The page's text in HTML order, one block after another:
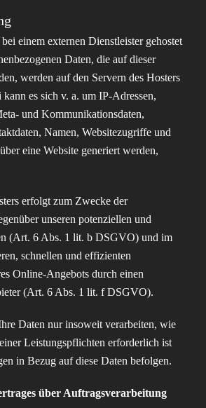
einem externen Dienstleister gehostet
Daten, die auf dieser
werden auf den Servern des Hosters
es sich v. a. um IP-Adressen,
und Kommunikationsdaten,
Namen, Websitezugriffe und
eine Website generiert werden,
erfolgt zum Zwecke der
unseren potenziellen und
(Art. 6 Abs. 1 lit. b DSGVO) und im
schnellen und effizienten
Online-Angebots durch einen
(Art. 6 Abs. 1 lit. f DSGVO).
Daten nur insoweit verarbeiten, wie
Leistungspflichten erforderlich ist
in Bezug auf diese Daten befolgen.
über Auftragsverarbeitung